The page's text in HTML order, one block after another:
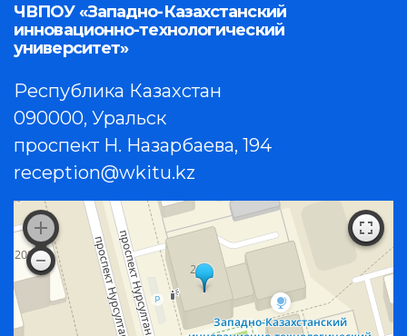
ЧВПОУ «Западно-Казахстанский
инновационно-технологический
университет»
Республика Казахстан
090000, Уральск
проспект Н. Назарбаева, 194
reception@wkitu.kz